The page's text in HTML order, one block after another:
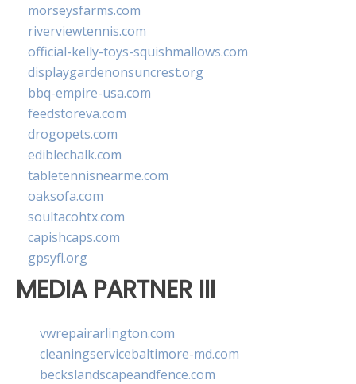
morseysfarms.com
riverviewtennis.com
official-kelly-toys-squishmallows.com
displaygardenonsuncrest.org
bbq-empire-usa.com
feedstoreva.com
drogopets.com
ediblechalk.com
tabletennisnearme.com
oaksofa.com
soultacohtx.com
capishcaps.com
gpsyfl.org
MEDIA PARTNER III
vwrepairarlington.com
cleaningservicebaltimore-md.com
beckslandscapeandfence.com